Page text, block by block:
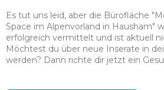
Es tut uns leid, aber die Bürofläche
Space im Alpenvorland in Hausham"
erfolgreich vermittelt und ist aktuell
Möchtest du über neue Inserate in
werden? Dann richte dir jetzt ein